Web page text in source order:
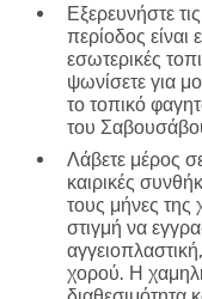
Εξερευνήστε
περίοδος είναι
εσωτερικές
ψωνίσετε για
το τοπικό
του
Λάβετε μέρος
καιρικές
τους μήνες της
στιγμή να
χορού. Η